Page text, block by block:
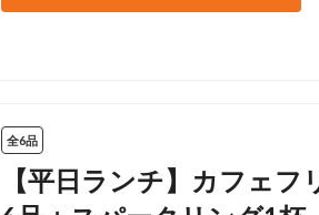
全6品
【平日ランチ】カフェ